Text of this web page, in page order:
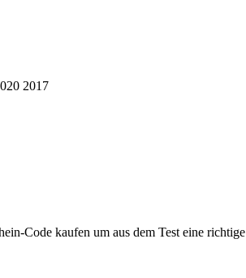
2017
Code kaufen um aus dem Test eine